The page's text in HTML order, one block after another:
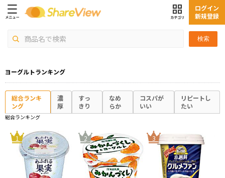
検索
ログイン
新規登録
ヨーグルトランキング
総合ランキ
ング
濃
厚
すっ
きり
なめ
らか
コスパが
いい
リピートし
たい
総合ランキング
1 2 3